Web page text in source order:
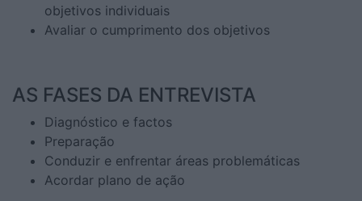
objetivos individuais
Avaliar o cumprimento dos objetivos
AS FASES DA ENTREVISTA
Diagnóstico e factos
Preparação
Conduzir e enfrentar áreas problemáticas
Acordar plano de ação